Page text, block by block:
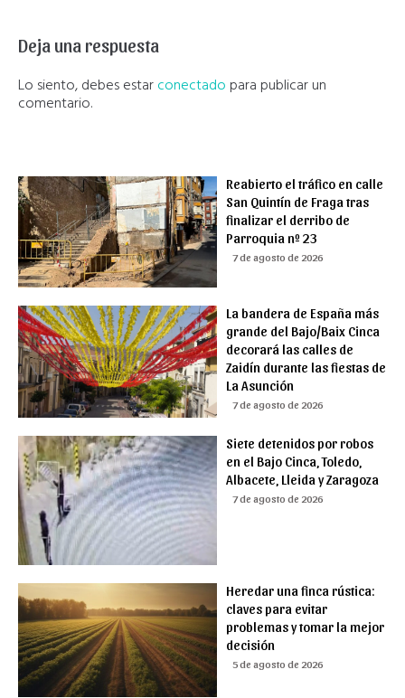
Deja una respuesta
Lo siento, debes estarconectado para publicar un
comentario.
Reabierto el tráfico en calle
San Quintín de Fraga tras
finalizar el derribo de
Parroquia nº 23
7 de agosto de 2026
La bandera de España más
grande del Bajo/Baix Cinca
decorará las calles de
Zaidín durante las fiestas de
La Asunción
7 de agosto de 2026
Siete detenidos por robos
en el Bajo Cinca, Toledo,
Albacete, Lleida y Zaragoza
7 de agosto de 2026
Heredar una finca rústica:
claves para evitar
problemas y tomar la mejor
decisión
5 de agosto de 2026